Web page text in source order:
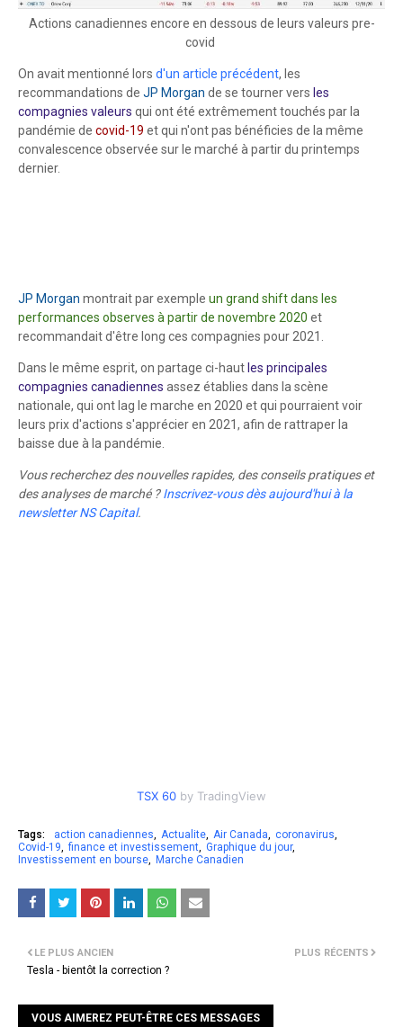
Actions canadiennes encore en dessous de leurs valeurs pre-
covid
On avait mentionné lors d'un article précédent, les
recommandations de JP Morgan de se tourner vers les
compagnies valeurs qui ont été extrêmement touchés par la
pandémie de covid-19 et qui n'ont pas bénéficies de la même
convalescence observée sur le marché à partir du printemps
dernier.
JP Morgan montrait par exemple un grand shift dans les
performances observes à partir de novembre 2020 et
recommandait d'être long ces compagnies pour 2021.
Dans le même esprit, on partage ci-haut les principales
compagnies canadiennes assez établies dans la scène
nationale, qui ont lag le marche en 2020 et qui pourraient voir
leurs prix d'actions s'apprécier en 2021, afin de rattraper la
baisse due à la pandémie.
Vous recherchez des nouvelles rapides, des conseils pratiques et
des analyses de marché ?Inscrivez-vousdès aujourd'huià la
newsletter NS Capital.
TSX 60 by TradingView
Tags: action canadiennes Actualite Air Canada
coronavirus
Covid-19
finance et investissement Graphique du jour
Investissement en bourse
Marche Canadien
PLUS RÉCENTS
LE PLUS ANCIEN
Tesla - bientôt la correction ?
VOUS AIMEREZ PEUT-ÊTRE CES MESSAGES